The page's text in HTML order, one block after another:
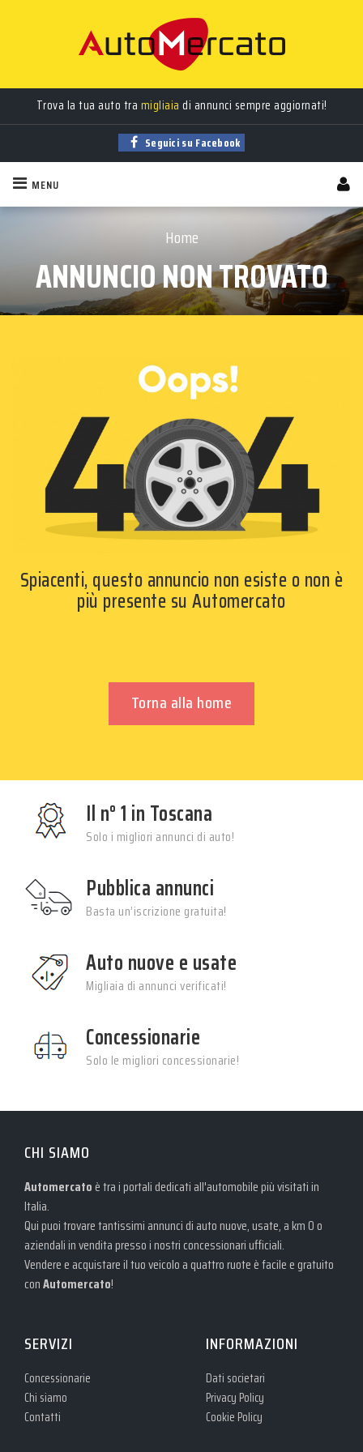
Trova la tua auto tra migliaia di annunci sempre aggiornati!
Seguici su Facebook
MENU
Home
ANNUNCIO NON TROVATO
Spiacenti, questo annuncio non esiste o non è
più presente su Automercato
Torna alla home
Il n° 1 in Toscana
Solo i migliori annunci di auto!
Pubblica annunci
Basta un’iscrizione gratuita!
Auto nuove e usate
Migliaia di annunci verificati!
Concessionarie
Solo le migliori concessionarie!
CHI SIAMO
Automercato è tra i portali dedicati all'automobile più visitati in
Italia.
Qui puoi trovare tantissimi annunci di auto nuove, usate, a km 0 o
aziendali in vendita presso i nostri concessionari ufficiali.
Vendere e acquistare il tuo veicolo a quattro ruote è facile e gratuito
conAutomercato!
SERVIZI
Concessionarie
Chi siamo
Contatti
INFORMAZIONI
Dati societari
Privacy Policy
Cookie Policy